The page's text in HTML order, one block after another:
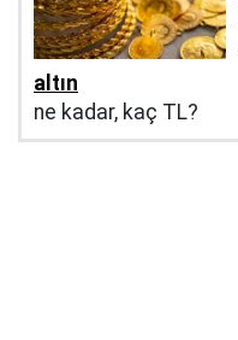
altın
ne kadar, kaç TL?